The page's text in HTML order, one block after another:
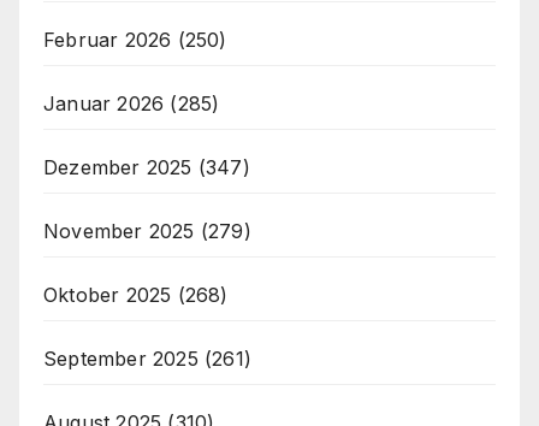
Februar 2026 (250)
Januar 2026 (285)
Dezember 2025 (347)
November 2025 (279)
Oktober 2025 (268)
September 2025 (261)